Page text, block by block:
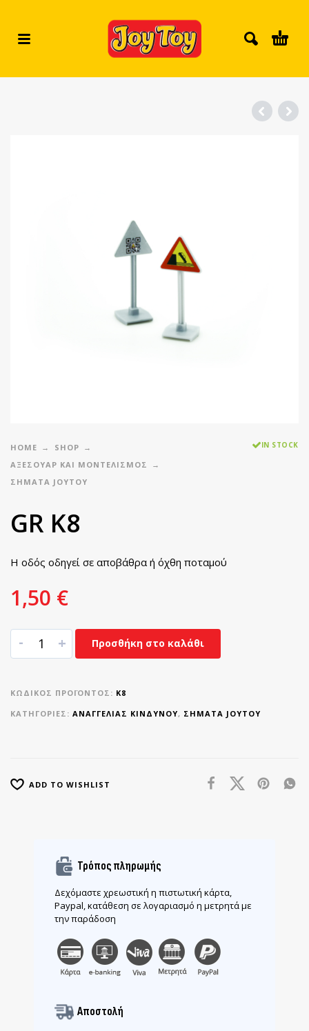
HOME
SHOP
ΑΞΕΣΟΥΑΡ ΚΑΙ ΜΟΝΤΕΛΙΣΜΟΣ
ΣΉΜΑΤΑ JOYTOY
IN STOCK
GR K8
Η οδός οδηγεί σε αποβάθρα ή όχθη ποταμού
1,50 €
- + Προσθήκη στο καλάθι
ΚΩΔΙΚΌΣ ΠΡΟΪΌΝΤΟΣ: K8
ΚΑΤΗΓΟΡΊΕΣ: ΑΝΑΓΓΕΛΊΑΣ ΚΙΝΔΎΝΟΥ, ΣΉΜΑΤΑ JOYTOY
ADD TO WISHLIST
Τρόπος πληρωμής
Δεχόμαστε χρεωστική η πιστωτική κάρτα,
Paypal, κατάθεση σε λογαριασμό η μετρητά με
την παράδοση
Αποστολή